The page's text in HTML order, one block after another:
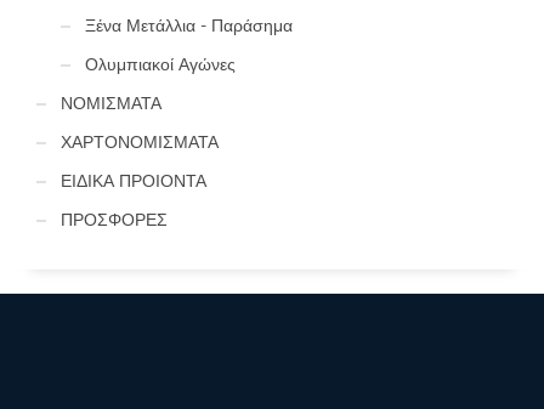
Ξένα Μετάλλια - Παράσημα
Ολυμπιακοί Αγώνες
ΝΟΜΙΣΜΑΤΑ
ΧΑΡΤΟΝΟΜΙΣΜΑΤΑ
ΕΙΔΙΚΑ ΠΡΟΙΟΝΤΑ
ΠΡΟΣΦΟΡΕΣ